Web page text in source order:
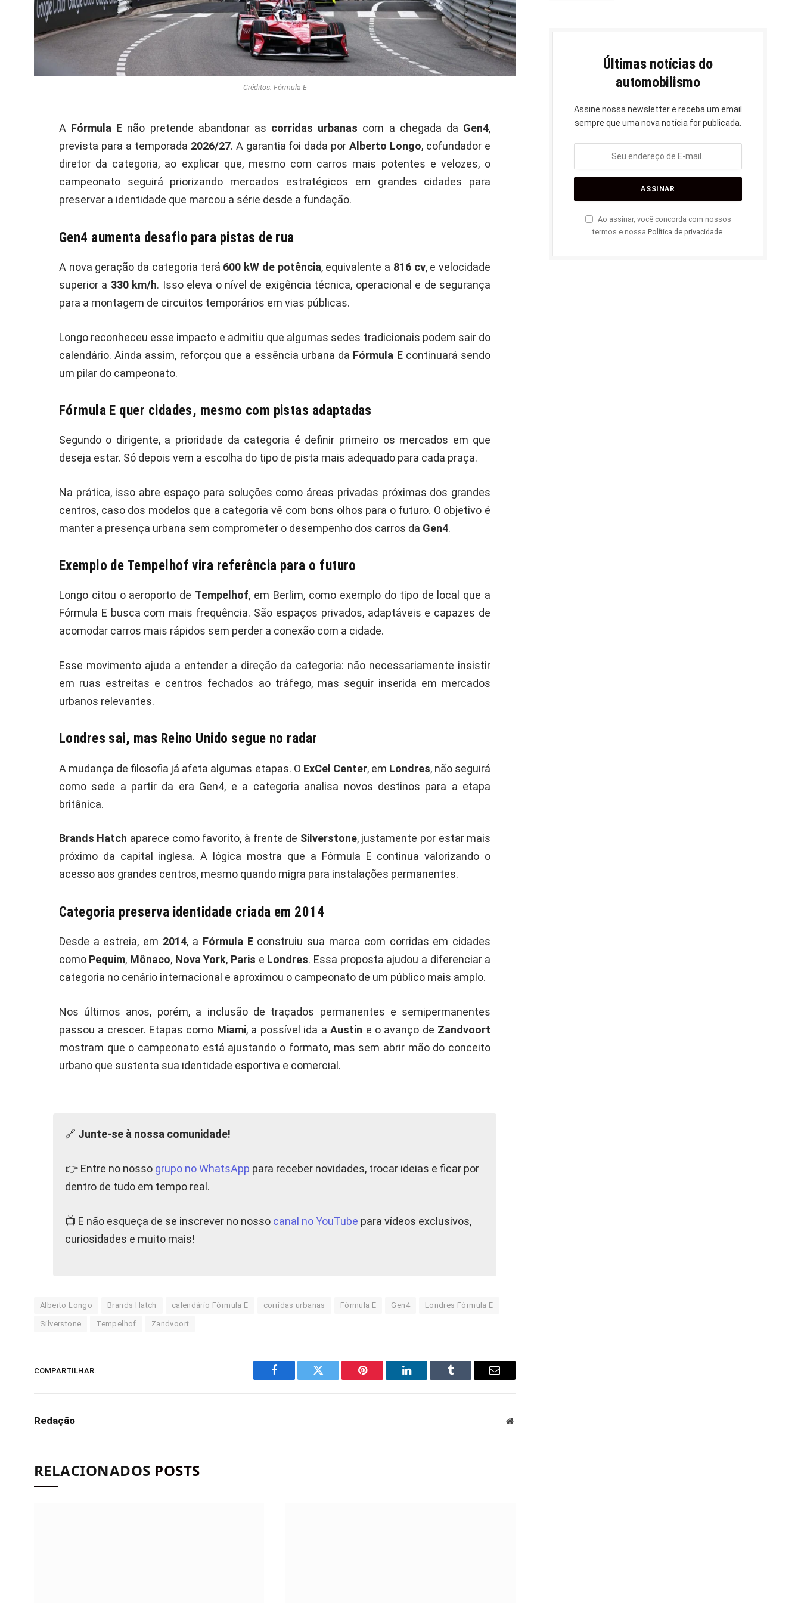
Créditos: Fórmula E
A Fórmula E não pretende abandonar as corridas urbanas com a chegada da Gen4,
prevista para a temporada 2026/27. A garantia foi dada porAlberto Longo, cofundador e
diretor da categoria, ao explicar que, mesmo com carros mais potentes e velozes, o
campeonato seguirá priorizando mercados estratégicos em grandes cidades para
preservar a identidade que marcou a série desde a fundação.
Gen4 aumenta desafio para pistas de rua
A nova geração da categoria terá 600 kW de potência, equivalente a 816 cv, e velocidade
superior a 330 km/h. Isso eleva o nível de exigência técnica, operacional e de segurança
para a montagem de circuitos temporários em vias públicas.
Longo reconheceu esse impacto e admitiu que algumas sedes tradicionais podem sair do
calendário. Ainda assim, reforçou que a essência urbana da Fórmula Econtinuará sendo
um pilar do campeonato.
Fórmula E quer cidades, mesmo com pistas adaptadas
Segundo o dirigente, a prioridade da categoria é definir primeiro os mercados em que
deseja estar. Só depois vem a escolha do tipo de pista mais adequado para cada praça.
Na prática, isso abre espaço para soluções como áreas privadas próximas dos grandes
centros, caso dos modelos que a categoria vê com bons olhos para o futuro. O objetivo é
manter a presença urbana sem comprometer o desempenho dos carros da Gen4.
Exemplo de Tempelhof vira referência para o futuro
Longo citou o aeroporto de Tempelhof, em Berlim, como exemplo do tipo de local que a
Fórmula E busca com mais frequência. São espaços privados, adaptáveis e capazes de
acomodar carros mais rápidos sem perder a conexão com a cidade.
Esse movimento ajuda a entender a direção da categoria: não necessariamente insistir
em ruas estreitas e centros fechados ao tráfego, mas seguir inserida em mercados
urbanos relevantes.
Londres sai, mas Reino Unido segue no radar
A mudança de filosofia já afeta algumas etapas. O ExCel Center, em Londres, não seguirá
como sede a partir da era Gen4, e a categoria analisa novos destinos para a etapa
britânica.
Brands Hatch aparece como favorito, à frente de Silverstone, justamente por estar mais
próximo da capital inglesa. A lógica mostra que a Fórmula E continua valorizando o
acesso aos grandes centros, mesmo quando migra para instalações permanentes.
Categoria preserva identidade criada em 2014
Desde a estreia, em 2014, a Fórmula Econstruiu sua marca com corridas em cidades
como Pequim, Mônaco, Nova York, Paris e Londres. Essa proposta ajudou a diferenciar a
categoria no cenário internacional e aproximou o campeonato de um público mais amplo.
Nos últimos anos, porém, a inclusão de traçados permanentes e semipermanentes
passou a crescer. Etapas como Miami, a possível ida aAustin e o avanço de Zandvoort
mostram que o campeonato está ajustando o formato, mas sem abrir mão do conceito
urbano que sustenta sua identidade esportiva e comercial.
🔗 Junte-se à nossa comunidade!
👉 Entre no nosso grupo no WhatsApp para receber novidades, trocar ideias e ficar por
dentro de tudo em tempo real.
📺 E não esqueça de se inscrever no nosso canal no YouTube para vídeos exclusivos,
curiosidades e muito mais!
Alberto Longo Brands Hatch calendário Fórmula E corridas urbanas Fórmula E Gen4 Londres Fórmula E
Silverstone Tempelhof Zandvoort
COMPARTILHAR.
Facebook Twitter Pinterest LinkedIn Tumblr
E-
Redação Site
RELACIONADOS POSTS
Últimas notícias do
automobilismo
Assine nossa newsletter e receba um email
sempre que uma nova notícia for publicada.
Ao assinar, você concorda com nossos
termos e nossa Política de privacidade.